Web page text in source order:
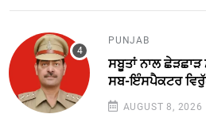
PUNJAB
ਸਬੂਤਾਂ ਨਾਲ
ਸਬ-ਇੰਸਪੈਕਟਰ
AUGUST 8, 2026